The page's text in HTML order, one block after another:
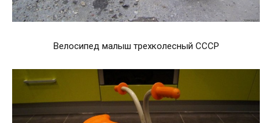
Велосипед малыш трехколесный СССР